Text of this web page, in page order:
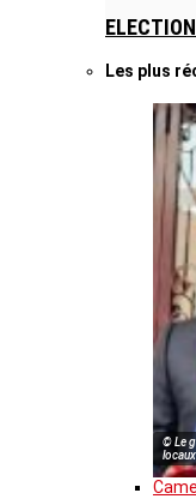
Les plus
© Le
locaux